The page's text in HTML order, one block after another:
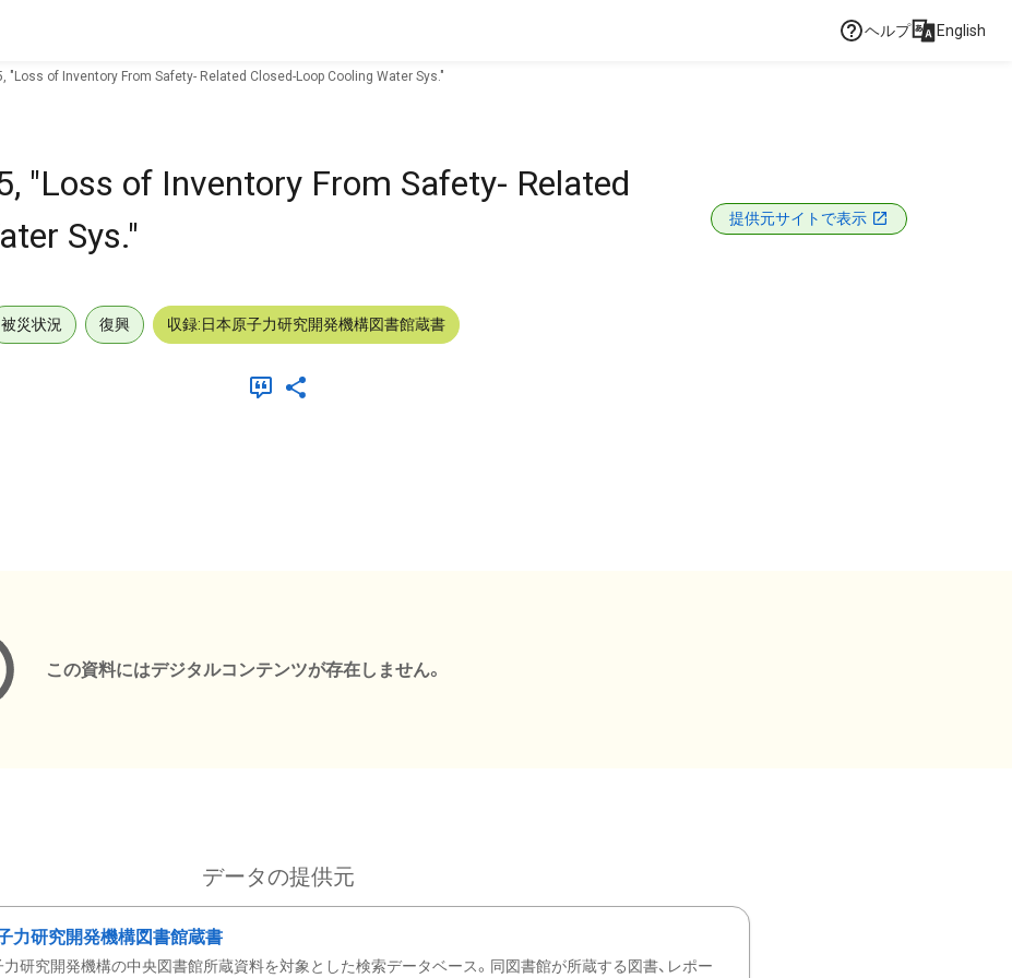
ヘルプ English
"Loss of Inventory From Safety- Related Closed-Loop Cooling Water Sys."
"Loss of Inventory From Safety- Related
Sys."
提供元サイトで表示
被災状況 復興 収録:日本原子力研究開発機構図書館蔵書
この資料にはデジタルコンテンツが存在しません。
データの提供元
力研究開発機構図書館蔵書
力研究開発機構の中央図書館所蔵資料を対象とした検索データベース。同図書館が所蔵する図書、レポー